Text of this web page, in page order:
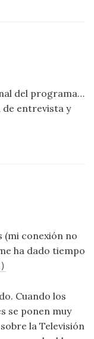
del programa…
de entrevista y
(mi conexión no
ha dado tiempo
Cuando los
se ponen muy
la Televisión